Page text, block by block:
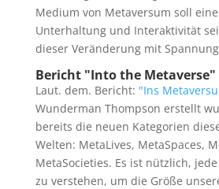
Medium von Metaversum soll
Unterhaltung und Interaktivität
dieser Veränderung mit
Bericht "Into the Metaverse"
Laut. dem. Bericht: "Ins
Wunderman Thompson erstellt
bereits die neuen Kategorien
Welten: MetaLives, MetaSpaces,
MetaSocieties. Es ist nützlich,
zu verstehen, um die Größe